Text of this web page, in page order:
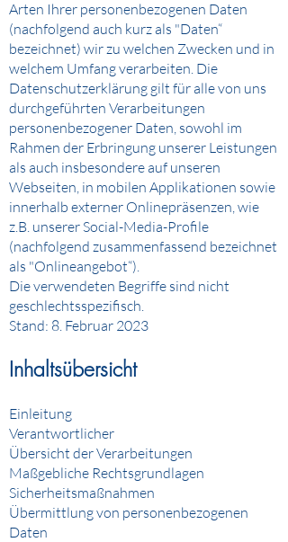
Arten Ihrer personenbezogenen Daten
(nachfolgend auch kurz als "Daten“
bezeichnet) wir zu welchen Zwecken und in
welchem Umfang verarbeiten. Die
Datenschutzerklärung gilt für alle von uns
durchgeführten Verarbeitungen
personenbezogener Daten, sowohl im
Rahmen der Erbringung unserer Leistungen
als auch insbesondere auf unseren
Webseiten, in mobilen Applikationen sowie
innerhalb externer Onlinepräsenzen, wie
z.B. unserer Social-Media-Profile
(nachfolgend zusammenfassend bezeichnet
als "Onlineangebot“).
Die verwendeten Begriffe sind nicht
geschlechtsspezifisch.
Stand: 8. Februar 2023
Inhaltsübersicht
Einleitung
Verantwortlicher
Übersicht der Verarbeitungen
Maßgebliche Rechtsgrundlagen
Sicherheitsmaßnahmen
Übermittlung von personenbezogenen
Daten